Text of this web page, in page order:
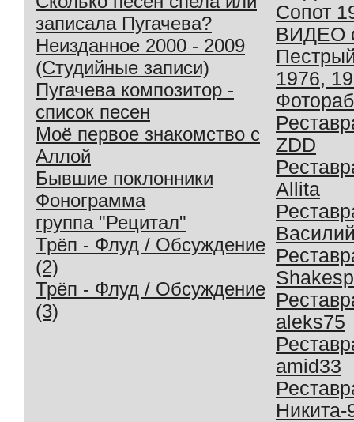
записала Пугачева?
Неизданное 2000 - 2009
(Студийные записи)
Пугачева композитор -
список песен
Моё первое знакомство с
Аллой
Бывшие поклонники
Фонограмма
группа "Рецитал"
Трёп - Флуд / Обсуждение
(2)
Трёп - Флуд / Обсуждение
(3)
Сопот
ВИДЕО
1976,
ZDD
Allita
aleks75
amid33
Никита-